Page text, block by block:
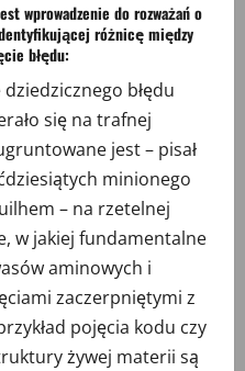
wprowadzenie do rozważań o
różnicę między
błędu:
błędu
się na trafnej
jest – pisał
minionego
– na rzetelnej
w jakiej fundamentalne
aminowych i
zaczerpniętymi z
pojęcia kodu czy
żywej materii są